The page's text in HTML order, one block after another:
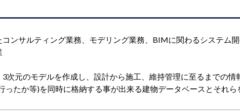
ンサルティング業務、モデリング業務、BIMに関わるシステム
次元のモデルを作成し、設計から施工、維持管理に至るまでの情
ったか等)を同時に格納する事が出来る建物データベースとそれら